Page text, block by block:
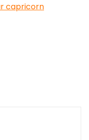
capricorn